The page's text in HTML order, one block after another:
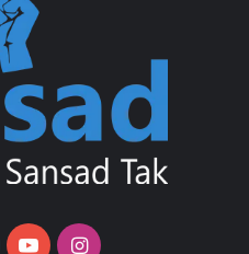
YouTubeInstagram